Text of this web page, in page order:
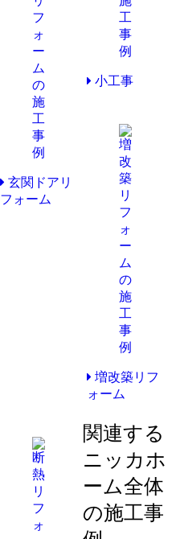
玄関ドアリ
フォーム
小工事
増改築リフ
ォーム
関連する
ニッカホ
ーム全体
の施工事